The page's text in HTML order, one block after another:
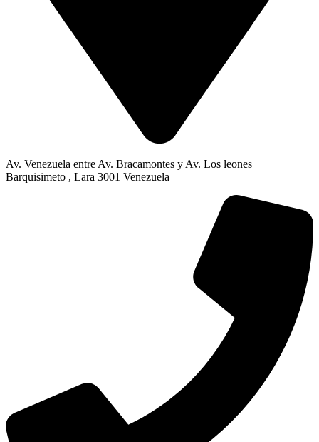
Av. Venezuela entre Av. Bracamontes y Av. Los leones
Barquisimeto , Lara 3001 Venezuela